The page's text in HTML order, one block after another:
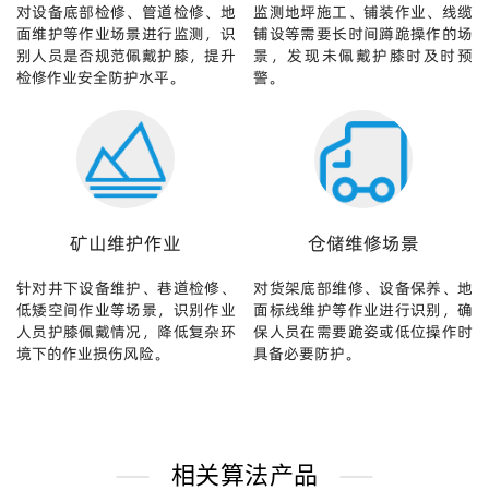
对设备底部检修、管道检修、地
面维护等作业场景进行监测，识
别人员是否规范佩戴护膝，提升
检修作业安全防护水平。
监测地坪施工、铺装作业、线缆
铺设等需要长时间蹲跪操作的场
景，发现未佩戴护膝时及时预
警。
矿山维护作业
针对井下设备维护、巷道检修、
低矮空间作业等场景，识别作业
人员护膝佩戴情况，降低复杂环
境下的作业损伤风险。
仓储维修场景
对货架底部维修、设备保养、地
面标线维护等作业进行识别，确
保人员在需要跪姿或低位操作时
具备必要防护。
相关算法产品